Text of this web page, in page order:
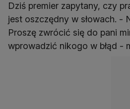
Dziś premier zapytany, czy
jest oszczędny w słowach. -
Proszę zwrócić się do pani
wprowadzić nikogo w błąd -